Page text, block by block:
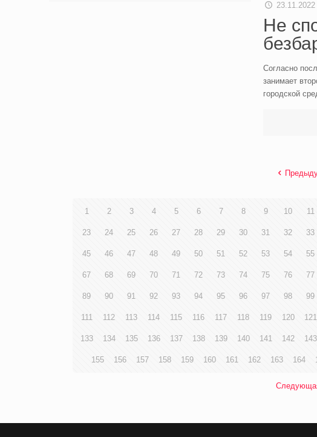
23.11.2022
Не
Согласно
занимает
городской
1 2 3 4 5 6 7 8 9 10 11
23 24 25 26 27 28 29 30 31 32 33
45 46 47 48 49 50 51 52 53 54 55
67 68 69 70 71 72 73 74 75 76 77
89 90 91 92 93 94 95 96 97 98 99
111 112 113 114 115 116 117 118 119 120 121
133 134 135 136 137 138 139 140 141 142 143
155 156 157 158 159 160 161 162 163 164